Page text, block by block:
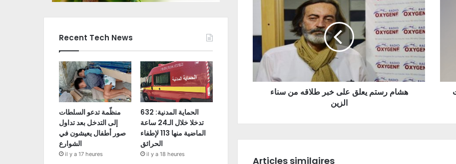
هشام رستم يعلق على خبر طلاقه من سناء
الزين
Articles similaires
Recent Tech News
منظّمة تدعو السلطات
إلى التدخل بعد تداول
صور أطفال يعيشون في
الشوارع
il y a 17 heures
الحماية المدنية: 632
تدخلا خلال الـ24 ساعة
الماضية منها 113 لإطفاء
الحرائق
il y a 18 heures